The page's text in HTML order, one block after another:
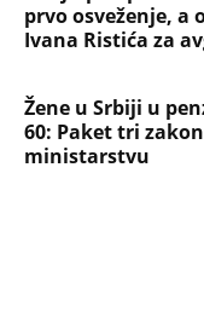
prvo osveženje, a
Ivana Ristića za
Žene u Srbiji u
60: Paket tri
ministarstvu